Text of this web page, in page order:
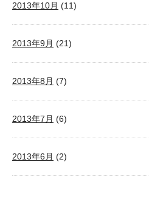
2013年10月 (11)
2013年9月 (21)
2013年8月 (7)
2013年7月 (6)
2013年6月 (2)